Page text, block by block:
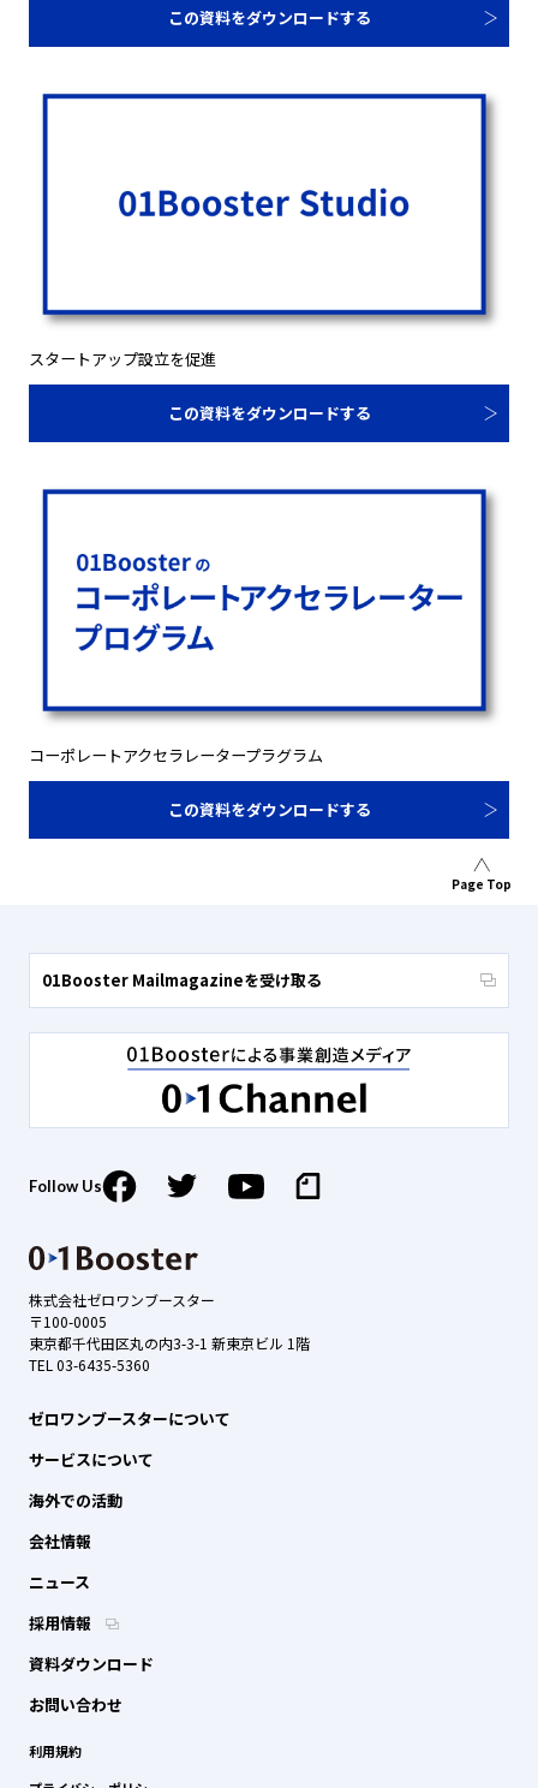
この資料をダウンロードする
スタートアップ設立を促進
この資料をダウンロードする
コーポレートアクセラレータープラグラム
この資料をダウンロードする
Page Top
株式会社ゼロワンブースター
〒100-0005
東京都千代田区丸の内3-3-1 新東京ビル 1階
TEL 03-6435-5360
ゼロワンブースターについて
サービスについて
海外での活動
会社情報
ニュース
採用情報
資料ダウンロード
お問い合わせ
利用規約
01Booster Mailmagazineを受け取る
Follow Us